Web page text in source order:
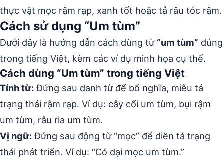
thực vật mọc rậm rạp, xanh tốt hoặc tả râu tóc rậm.
Cách sử dụng “Um tùm”
Dưới đây là hướng dẫn cách dùng từ “um tùm” đúng
trong tiếng Việt, kèm các ví dụ minh họa cụ thể.
Cách dùng “Um tùm” trong tiếng Việt
Tính từ:Đứng sau danh từ để bổ nghĩa, miêu tả
trạng thái rậm rạp. Ví dụ: cây cối um tùm, bụi rậm
um tùm, râu ria um tùm.
Vị ngữ:Đứng sau động từ “mọc” để diễn tả trạng
thái phát triển. Ví dụ: “Cỏ dại mọc um tùm.”